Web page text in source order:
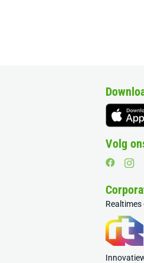
Volg